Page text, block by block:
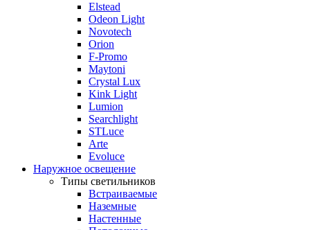
Elstead
Odeon Light
Novotech
Orion
F-Promo
Maytoni
Crystal Lux
Kink Light
Lumion
Searchlight
STLuce
Arte
Evoluce
Наружное освещение
Типы светильников
Встраиваемые
Наземные
Настенные